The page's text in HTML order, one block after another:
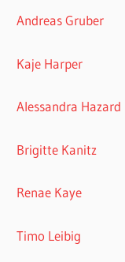
Andreas Gruber
Kaje Harper
Alessandra Hazard
Brigitte Kanitz
Renae Kaye
Timo Leibig